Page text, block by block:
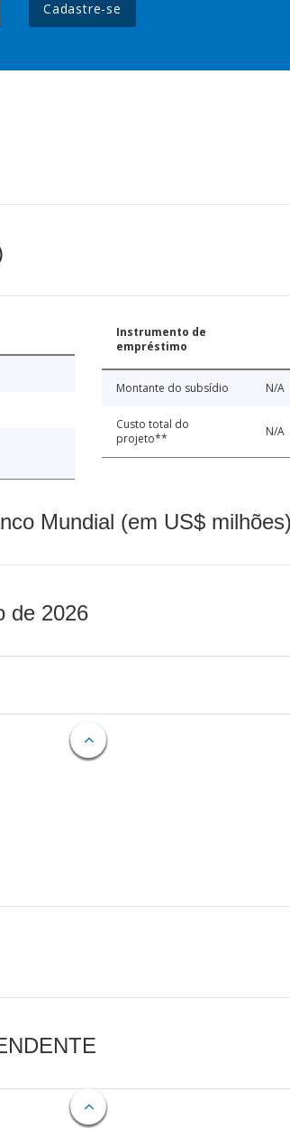
Cadastre-se
Instrumento de
empréstimo
Montante do subsídio N/A
Custo total do
projeto**
N/A
Mundial (em US$
de 2026